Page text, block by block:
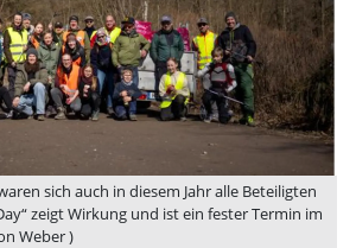
sich auch in diesem Jahr alle Beteiligten
zeigt Wirkung und ist ein fester Termin im
Weber )